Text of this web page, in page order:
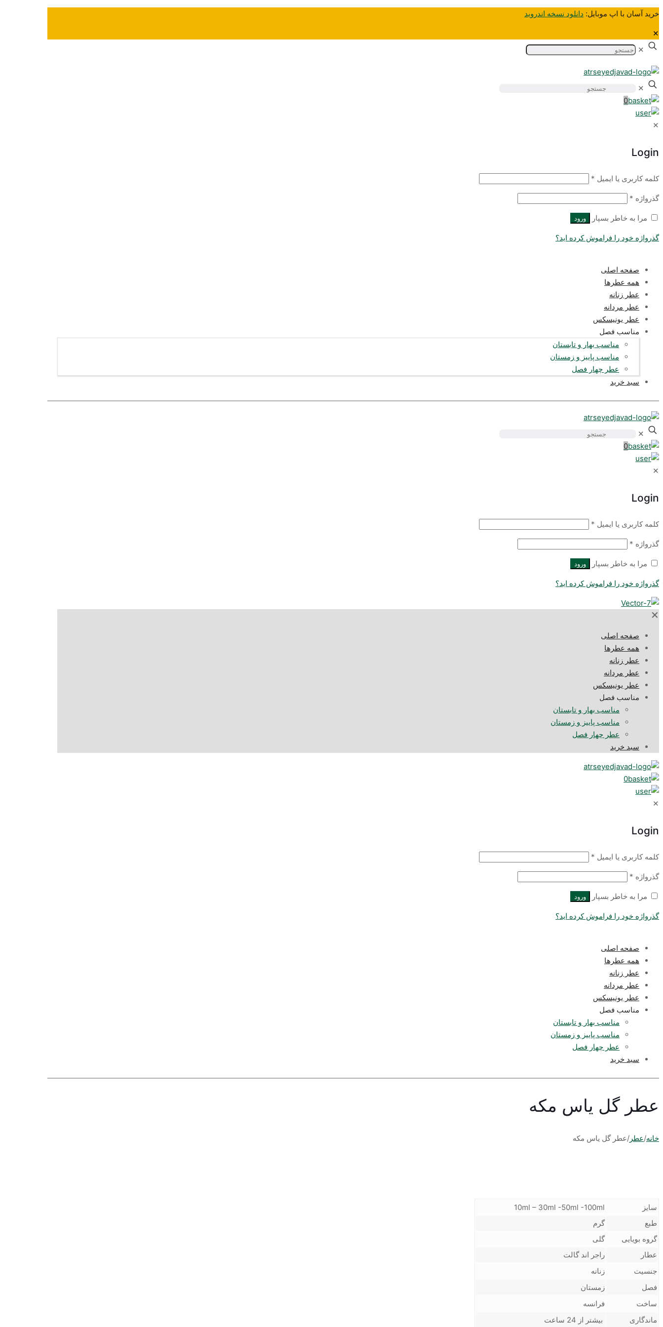
خرید آسان‌ با اپ موبایل: دانلود نسخه اندروید
✕
✕
✕
0
✕
Login
کلمه کاربری یا ایمیل *
گذرواژه *
مرا به خاطر بسپار ورود
گذرواژه خود را فراموش کرده اید؟
صفحه اصلی
همه عطرها
عطر زنانه
عطر مردانه
عطر یونیسکس
مناسب فصل
مناسب بهار و تابستان
مناسب پاییز و زمستان
عطر چهار فصل
سبد خرید
✕
0
✕
Login
کلمه کاربری یا ایمیل *
گذرواژه *
مرا به خاطر بسپار ورود
گذرواژه خود را فراموش کرده اید؟
✕
صفحه اصلی
همه عطرها
عطر زنانه
عطر مردانه
عطر یونیسکس
مناسب فصل
مناسب بهار و تابستان
مناسب پاییز و زمستان
عطر چهار فصل
سبد خرید
0
✕
Login
کلمه کاربری یا ایمیل *
گذرواژه *
مرا به خاطر بسپار ورود
گذرواژه خود را فراموش کرده اید؟
صفحه اصلی
همه عطرها
عطر زنانه
عطر مردانه
عطر یونیسکس
مناسب فصل
مناسب بهار و تابستان
مناسب پاییز و زمستان
عطر چهار فصل
سبد خرید
عطر گل ياس مكه
خانه/عطر /عطر گل ياس مكه
سایز
10ml – 30ml -50ml -100ml
طبع
گرم
گروه بویایی
گلی
عطار
راجر اند گالت
جنسیت
زنانه
فصل
زمستان
ساخت
فرانسه
ماندگاری
بیشتر از 24 ساعت